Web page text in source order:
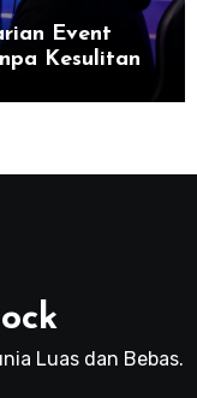
Event
Kesulitan
Luas dan Bebas.